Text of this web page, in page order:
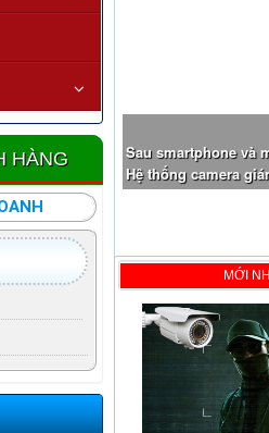
Sau smartphone và
Hệ thống camera
Qualcomm, tích
MỚI
HÀNG